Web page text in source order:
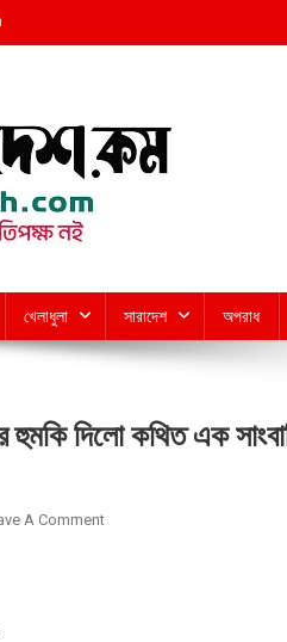
খেলাধুলা সারাদেশ অপরাধ
হুমকি দিলো কথিত এক
A CommentOn